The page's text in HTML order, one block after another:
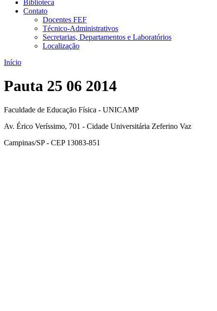
Biblioteca
Contato
Docentes FEF
Técnico-Administrativos
Secretarias, Departamentos e Laboratórios
Localização
Início
Pauta 25 06 2014
Faculdade de Educação Física - UNICAMP
Av. Érico Veríssimo, 701 - Cidade Universitária Zeferino Vaz
Campinas/SP - CEP 13083-851